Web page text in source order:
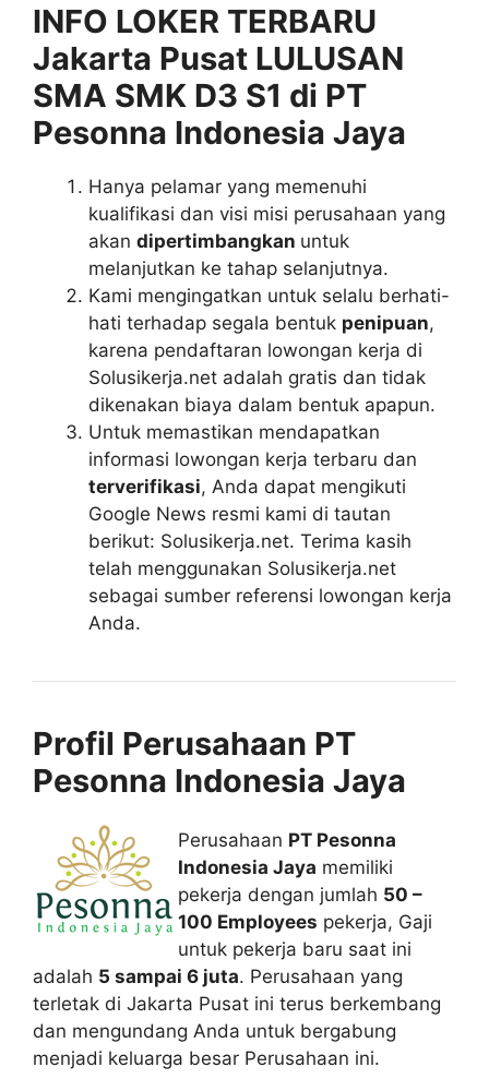
INFO LOKER TERBARU
Jakarta Pusat LULUSAN
SMA SMK D3 S1 di PT
Pesonna Indonesia Jaya
Hanya pelamar yang memenuhi
kualifikasi dan visi misi perusahaan yang
akan dipertimbangkan untuk
melanjutkan ke tahap selanjutnya.
Kami mengingatkan untuk selalu berhati-
hati terhadap segala bentuk penipuan,
karena pendaftaran lowongan kerja di
Solusikerja.net adalah gratis dan tidak
dikenakan biaya dalam bentuk apapun.
Untuk memastikan mendapatkan
informasi lowongan kerja terbaru dan
terverifikasi, Anda dapat mengikuti
Google News resmi kami di tautan
berikut: Solusikerja.net. Terima kasih
telah menggunakan Solusikerja.net
sebagai sumber referensi lowongan kerja
Anda.
Profil Perusahaan PT
Pesonna Indonesia Jaya
Perusahaan PT Pesonna
Indonesia Jaya memiliki
pekerja dengan jumlah 50 –
100 Employees pekerja, Gaji
untuk pekerja baru saat ini
adalah 5 sampai 6 juta. Perusahaan yang
terletak di Jakarta Pusat ini terus berkembang
dan mengundang Anda untuk bergabung
menjadi keluarga besar Perusahaan ini.